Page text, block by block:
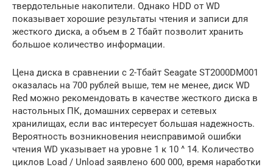
твердотельные накопители. Однако HDD от WD
показывает хорошие результаты чтения и записи для
жесткого диска, а объем в 2 Тбайт позволит хранить
большое количество информации.
Цена диска в сравнении с 2-Тбайт Seagate ST2000DM001
оказалась на 700 рублей выше, тем не менее, диск WD
Red можно рекомендовать в качестве жесткого диска в
настольных ПК, домашних серверах и сетевых
хранилищах, если вас интересует большая надежность.
Вероятность возникновения неисправимой ошибки
чтения WD указывает на уровне 1 к 10 ^ 14. Количество
циклов Load / Unload заявлено 600 000, время наработки